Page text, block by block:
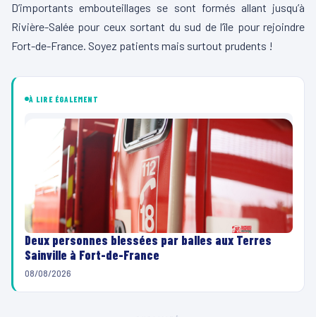
D’importants embouteillages se sont formés allant jusqu’à
Rivière-Salée pour ceux sortant du sud de l’île pour rejoindre
Fort-de-France. Soyez patients mais surtout prudents !
À LIRE ÉGALEMENT
Deux personnes blessées par balles aux Terres
Sainville à Fort-de-France
08/08/2026